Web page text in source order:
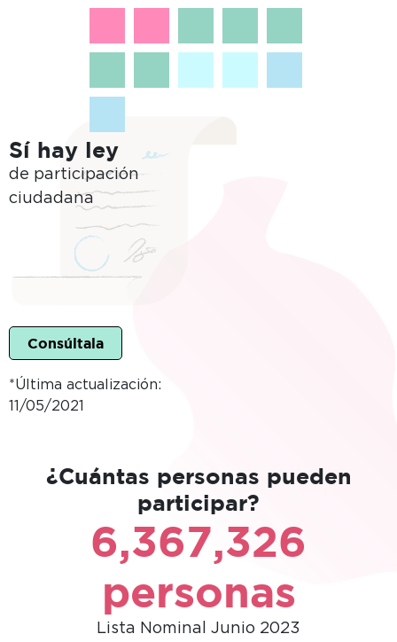
Sí hay ley
de participación
ciudadana
Consúltala
*Última actualización:
11/05/2021
¿Cuántas personas pueden
participar?
6,367,326
personas
Lista Nominal Junio 2023